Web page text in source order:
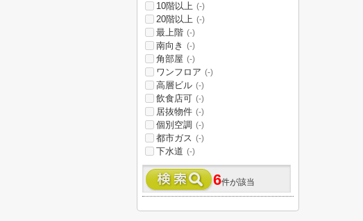
10階以上 (-)
20階以上 (-)
最上階 (-)
南向き (-)
角部屋 (-)
ワンフロア (-)
高層ビル (-)
飲食店可 (-)
居抜物件 (-)
個別空調 (-)
都市ガス (-)
下水道 (-)
6件が該当